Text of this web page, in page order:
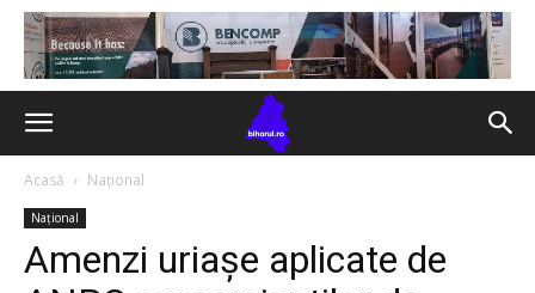
Acasă Național
Național
Amenzi uriașe aplicate de